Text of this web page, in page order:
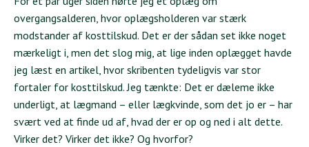
overgangsalderen, hvor oplægsholderen var stærk
modstander af kosttilskud. Det er der sådan set ikke noget
mærkeligt i, men det slog mig, at lige inden oplægget havde
jeg læst en artikel, hvor skribenten tydeligvis var stor
fortaler for kosttilskud. Jeg tænkte: Det er dæleme ikke
underligt, at lægmand – eller lægkvinde, som det jo er – har
svært ved at finde ud af, hvad der er op og ned i alt dette.
Virker det? Virker det ikke? Og hvorfor?